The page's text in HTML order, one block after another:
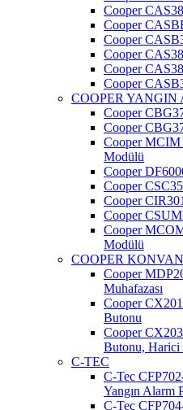
Cooper
Cooper
Cooper
Cooper
Cooper
Cooper
COOPER YANGIN
Cooper
Cooper
Cooper
Modülü
Cooper
Cooper
Cooper
Cooper
Cooper
Modülü
COOPER
Cooper
Muhafazası
Cooper
Butonu
Cooper
Butonu, Harici
C-TEC
C-Tec
Yangın Alarm
C-Tec